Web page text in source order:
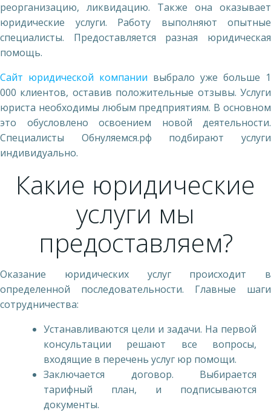
реорганизацию, ликвидацию. Также она оказывает
юридические услуги. Работу выполняют опытные
специалисты. Предоставляется разная юридическая
помощь.
Сайт юридической компании выбрало уже больше 1
000 клиентов, оставив положительные отзывы. Услуги
юриста необходимы любым предприятиям. В основном
это обусловлено освоением новой деятельности.
Специалисты Обнуляемся.рф подбирают услуги
индивидуально.
Какие юридические
услуги мы
предоставляем?
Оказание юридических услуг происходит в
определенной последовательности. Главные шаги
сотрудничества:
Устанавливаются цели и задачи. На первой
консультации решают все вопросы,
входящие в перечень услуг юр помощи.
Заключается договор. Выбирается
тарифный план, и подписываются
документы.